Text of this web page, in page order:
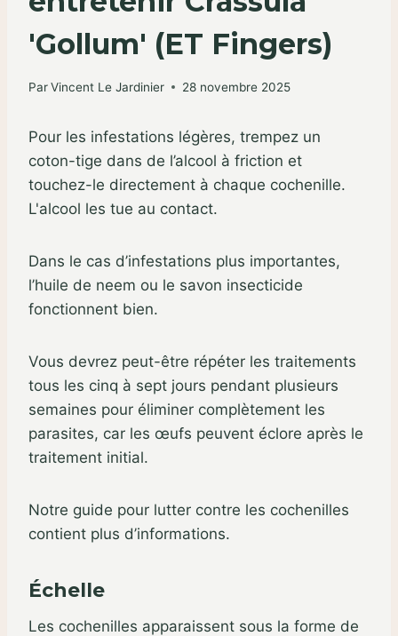
'Gollum' (ET Fingers)
ParVincent Le Jardinier 28 novembre 2025
Pour les infestations légères, trempez un
coton-tige dans de l’alcool à friction et
touchez-le directement à chaque cochenille.
L'alcool les tue au contact.
Dans le cas d’infestations plus importantes,
l’huile de neem ou le savon insecticide
fonctionnent bien.
Vous devrez peut-être répéter les traitements
tous les cinq à sept jours pendant plusieurs
semaines pour éliminer complètement les
parasites, car les œufs peuvent éclore après le
traitement initial.
Notre guide pour lutter contre les cochenilles
contient plus d’informations.
Échelle
Les cochenilles apparaissent sous la forme de